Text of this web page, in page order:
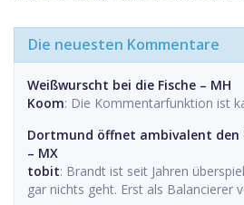
Die neuesten Kommentare
Weißwurscht bei die Fische – MH
Koom: Die Kommentarfunktion ist
Dortmund öffnet ambivalent den
– MX
tobit: Brandt ist seit Jahren
gar nichts geht. Erst als Balancierer